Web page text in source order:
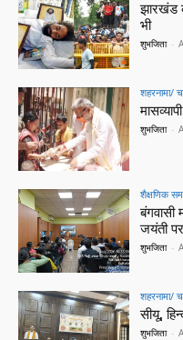
झारखंड
भी
शुभजिता -
शहरनामा/
शुभजिता -
शैक्षणिक
बंगवासी
जयंती
शुभजिता -
शहरनामा/
सीयू,
शुभजिता -